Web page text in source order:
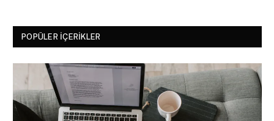
POPÜLER İÇERIKLER